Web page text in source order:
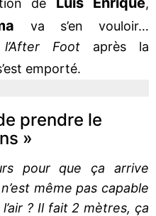
de
,
va s’en vouloir…
l’After Foot après la
emporté.
prendre le
»
pour que ça arrive
même pas capable
? Il fait 2 mètres, ça